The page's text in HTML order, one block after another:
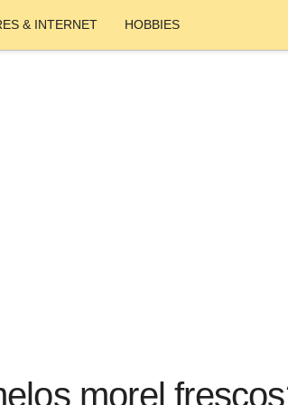
& INTERNET HOBBIES
morel